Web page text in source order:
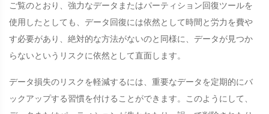
ご覧のとおり、強力なデータまたはパーティション回復ツールを
使用したとしても、データ回復には依然として時間と労力を費や
す必要があり、絶対的な方法がないのと同様に、データが見つか
らないというリスクに依然として直面します。
データ損失のリスクを軽減するには、重要なデータを定期的にバ
ックアップする習慣を付けることができます。このようにして、